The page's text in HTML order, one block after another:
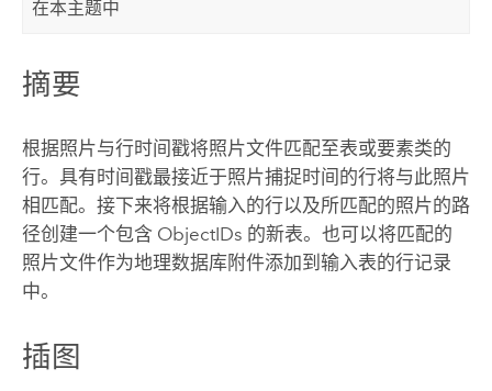
在本主题中
摘要
根据照片与行时间戳将照片文件匹配至表或要素类的
行。具有时间戳最接近于照片捕捉时间的行将与此照片
相匹配。接下来将根据输入的行以及所匹配的照片的路
径创建一个包含 ObjectIDs 的新表。也可以将匹配的
照片文件作为地理数据库附件添加到输入表的行记录
中。
插图